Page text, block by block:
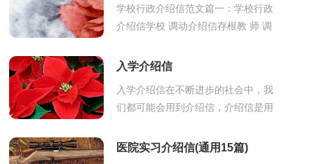
学校行政介绍信范文篇一：学校行政
介绍信学校 调动介绍信存根教 师 调
兹介绍 同志等 名（详见附名单）前来
入学介绍信
入学介绍信在不断进步的社会中，我
们都可能会用到介绍信，介绍信是用
体，是应用写作研究的文体之一。你
医院实习介绍信(通用15篇)